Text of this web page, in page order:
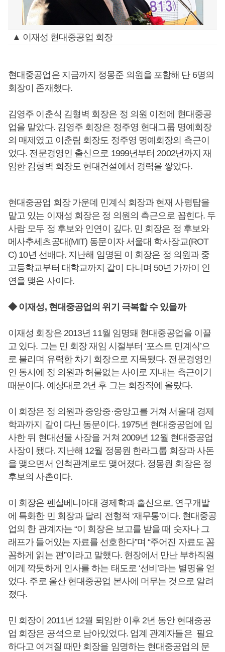
▲ 이재성 현대중공업 회장
현대중공업은 지금까지 정몽준 의원을 포함해 단 6명의
회장이 존재했다.
김영주 이춘식 김형벽 회장은 정 의원 이전에 현대중공
업을 맡았다. 김영주 회장은 정주영 현대그룹 명예회장
의 매제였고 이춘림 회장도 정주영 명예회장의 측근이
었다. 전문경영인 출신으로 1999년부터 2002년까지 재
임한 김형벽 회장도 현대건설에서 경력을 쌓았다.
현대중공업 회장 가운데 민계식 회장과 현재 사령탑을
맡고 있는 이재성 회장은 정 의원의 측근으로 꼽힌다. 두
사람 모두 정 후보와 인연이 깊다. 민 회장은 정 후보와
메사추세츠공대(MIT) 동문이자 서울대 학사장교(ROT
C) 10년 선배다. 지난해 임명된 이 회장은 정 의원과 중
고등학교부터 대학교까지 같이 다니며 50년 가까이 인
연을 맺은 사이다.
◆ 이재성, 현대중공업의 위기 극복할 수 있을까
이재성 회장은 2013년 11월 임명돼 현대중공업을 이끌
고 있다. 그는 민 회장 재임 시절부터 ‘포스트 민계식’으
로 불리며 유력한 차기 회장으로 지목됐다. 전문경영인
인 동시에 정 의원과 허물없는 사이로 지내는 측근이기
때문이다. 예상대로 2년 후 그는 회장직에 올랐다.
이 회장은 정 의원과 중앙중·중앙고를 거쳐 서울대 경제
학과까지 같이 다닌 동문이다. 1975년 현대중공업에 입
사한 뒤 현대선물 사장을 거쳐 2009년 12월 현대중공업
사장이 됐다. 지난해 12월 정몽원 한라그룹 회장과 사돈
을 맺으면서 인척관계로도 맺어졌다. 정몽원 회장은 정
후보의 사촌이다.
이 회장은 펜실베니아대 경제학과 출신으로, 연구개발
에 특화한 민 회장과 달리 전형적 ‘재무통’이다. 현대중공
업의 한 관계자는 “이 회장은 보고를 받을 때 숫자나 그
래프가 들어있는 자료를 선호한다”며 “주어진 자료도 꼼
꼼하게 읽는 편”이라고 말했다. 현장에서 만난 부하직원
에게 깍듯하게 인사를 하는 태도로 ‘선비’라는 별명을 얻
었다. 주로 울산 현대중공업 본사에 머무는 것으로 알려
졌다.
민 회장이 2011년 12월 퇴임한 이후 2년 동안 현대중공
업 회장은 공석으로 남아있었다. 업계 관계자들은 필요
하다고 여겨질 때만 회장을 임명하는 현대중공업의 문